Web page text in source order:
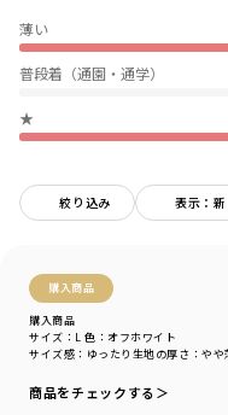
薄い
普段着（通園・通学）
★
絞り込み 表示：
購入商品
購入商品
サイズ感 ：ゆったり 生地の厚さ ：や
サイズ：L 色：オフホワイト
商品をチェックする＞
の天竺素材。綿100％で吸水性
【NAUTICA/ノーティカ】
ライフスタイルブランド。「
で""船""を意味する。アメリカ
させた「モダンマリンスタイ
今日、世界64ヶ国以上に店舗を
ランドに躍進中。日本でも、
での販売を終了後は、並行輸入
浴びるブランドとなっています。
-----
透け感：なし
伸縮性：あり